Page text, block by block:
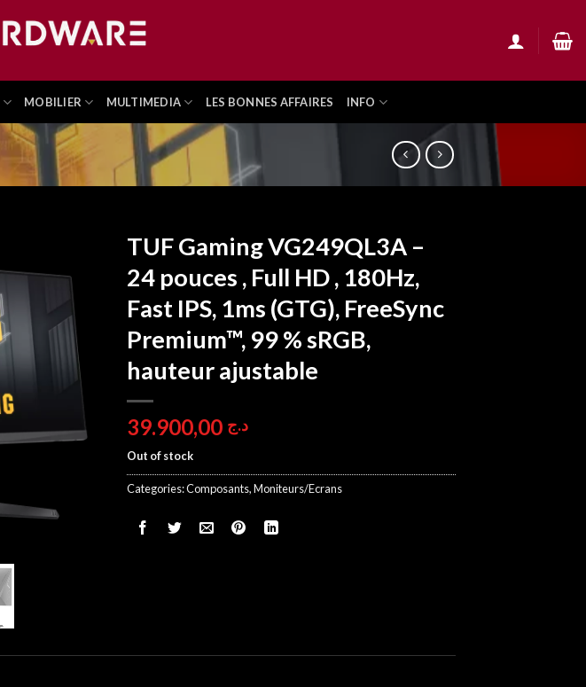
MOBILIER MULTIMEDIA LES BONNES AFFAIRES INFO
TUF Gaming VG249QL3A –
24 pouces , Full HD , 180Hz,
Fast IPS, 1ms (GTG), FreeSync
Premium™, 99 % sRGB,
hauteur ajustable
د.ج
Out of stock
Categories:Composants,Moniteurs/Ecrans